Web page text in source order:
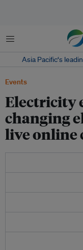
Menu
Asia Pacific‘s
Events
Electricity
changing
live online